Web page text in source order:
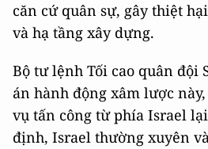
căn cứ quân sự, gây thiệt
và hạ tầng xây dựng.
Bộ tư lệnh Tối cao quân đội
án hành động xâm lược
vụ tấn công từ phía Israel
định, Israel thường xuyên